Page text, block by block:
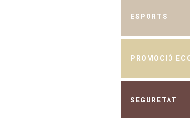
ESPORTS
PROMOCIÓ
SEGURETAT